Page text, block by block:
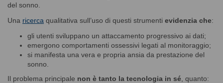
del sonno.
Una ricerca qualitativa sull’uso di questi strumenti evidenzia che:
gli utenti sviluppano un attaccamento progressivo ai dati;
emergono comportamenti ossessivi legati al monitoraggio;
si manifesta una vera e propria ansia da prestazione del
sonno.
Il problema principale non è tanto la tecnologia in sé , quanto: